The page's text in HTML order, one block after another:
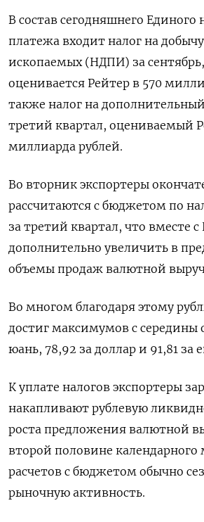
В состав сегодняшнего Единого
платежа входит налог на
ископаемых (НДПИ) за
оценивается Рейтер в 570
также налог на
третий квартал, оцениваемый
миллиарда рублей.
Во вторник экспортеры
рассчитаются с бюджетом по
за третий квартал, что вместе
дополнительно увеличить в
объемы продаж валютной
Во многом благодаря этому
достиг максимумов с середины
юань, 78,92 за доллар и 91,81 за
К уплате налогов экспортеры
накапливают рублевую
роста предложения валютной
второй половине календарного
расчетов с бюджетом обычно
рыночную активность.